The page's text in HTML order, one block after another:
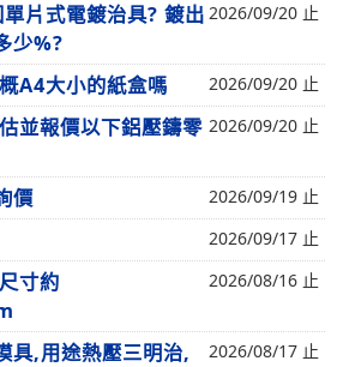
片式電鍍治具? 鍍出
少%?
2026/09/20 止
A4大小的紙盒嗎 2026/09/20 止
並報價以下鋁壓鑄零 2026/09/20 止
價 2026/09/19 止
2026/09/17 止
寸約
2026/08/16 止
具,用途熱壓三明治,
2026/08/17 止